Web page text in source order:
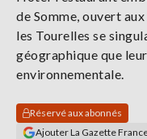
Se
connecter
S'abonner
de Somme, ouvert
les Tourelles se
géographique que
environnementale.
Réservé aux abonnés
Ajouter La Gazette